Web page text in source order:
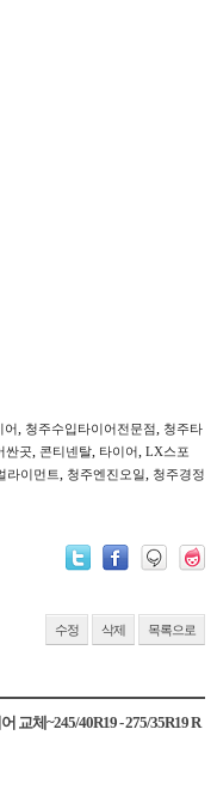
어 청주수입타이어전문점
청주타
싼곳 콘티넨탈 타이어 LX스포
라이먼트 청주엔진오일
청주경정
수정 삭제 목록으로
교체~245/40R19 - 275/35R19 R